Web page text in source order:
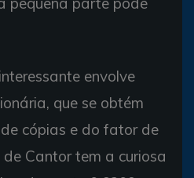
envolve
que se obtém
cópias e do fator de
Cantor tem a curiosa